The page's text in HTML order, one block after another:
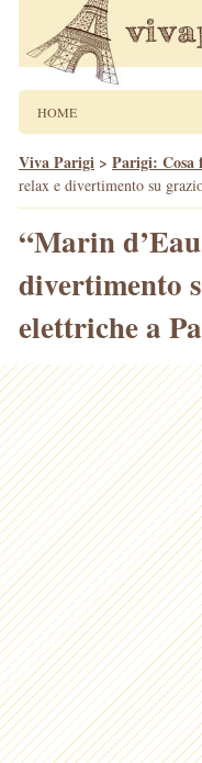
HOME
Viva Parigi > Parigi: Cosa
relax e divertimento su
“Marin
divertimento
elettriche a